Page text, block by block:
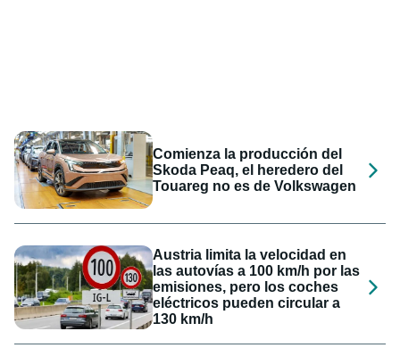
Comienza la producción del
Skoda Peaq, el heredero del
Touareg no es de Volkswagen
Austria limita la velocidad en
las autovías a 100 km/h por las
emisiones, pero los coches
eléctricos pueden circular a
130 km/h